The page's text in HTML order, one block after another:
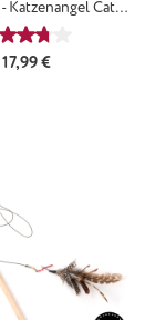
4.33 von 5 Sternen
Katzenangel Cat
Durchschnittliche
Regulärer Preis:
17,99 €